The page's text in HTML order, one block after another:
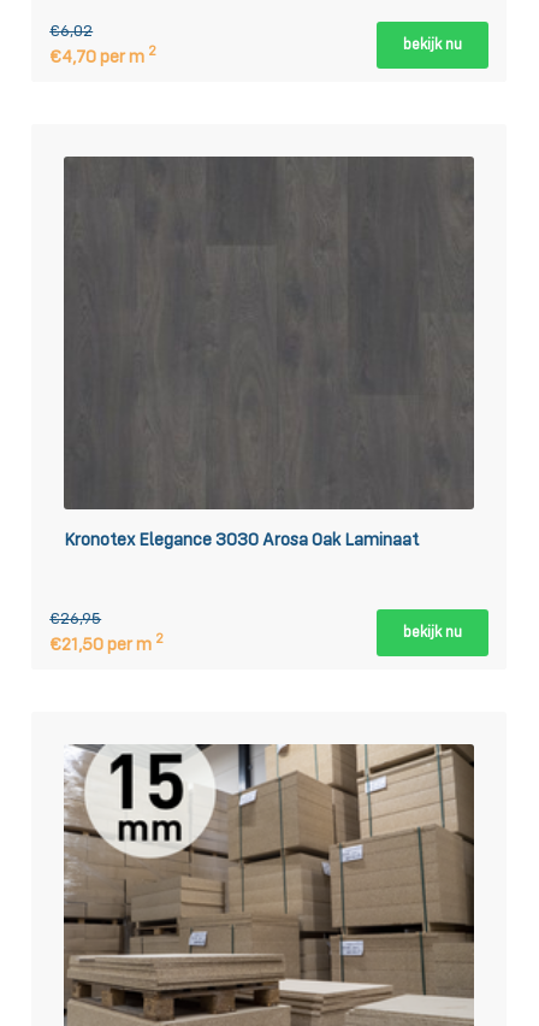
€6,02
€4,70 per m 2 bekijk nu
Kronotex Elegance 3030 Arosa Oak Laminaat
€26,95
€21,50 per m 2 bekijk nu